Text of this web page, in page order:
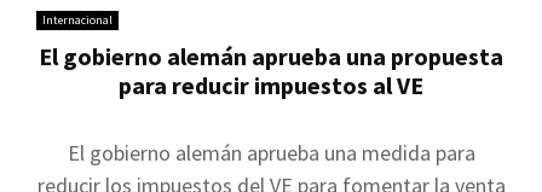
Internacional
El gobierno alemán aprueba una propuesta
para reducir impuestos al VE
El gobierno alemán aprueba una medida para
reducir los impuestos del VE para fomentar la venta